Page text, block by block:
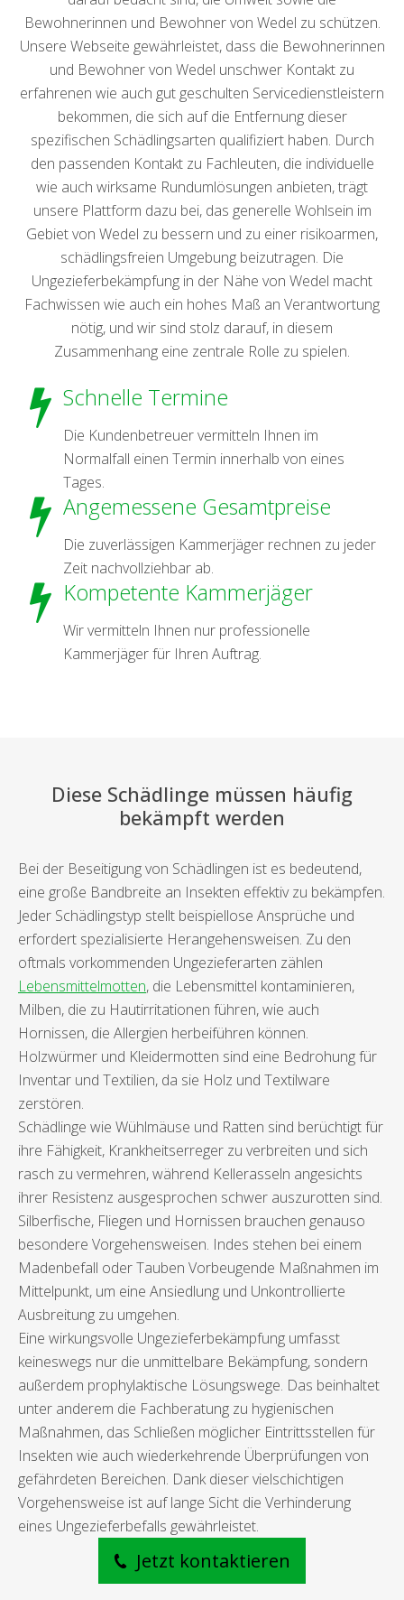
Bewohnerinnen und Bewohner von Wedel zu schützen.
Unsere Webseite gewährleistet, dass die Bewohnerinnen
und Bewohner von Wedel unschwer Kontakt zu
erfahrenen wie auch gut geschulten Servicedienstleistern
bekommen, die sich auf die Entfernung dieser
spezifischen Schädlingsarten qualifiziert haben. Durch
den passenden Kontakt zu Fachleuten, die individuelle
wie auch wirksame Rundumlösungen anbieten, trägt
unsere Plattform dazu bei, das generelle Wohlsein im
Gebiet von Wedel zu bessern und zu einer risikoarmen,
schädlingsfreien Umgebung beizutragen. Die
Ungezieferbekämpfung in der Nähe von Wedel macht
Fachwissen wie auch ein hohes Maß an Verantwortung
nötig, und wir sind stolz darauf, in diesem
Zusammenhang eine zentrale Rolle zu spielen.
Schnelle Termine
Die Kundenbetreuer vermitteln Ihnen im
Normalfall einen Termin innerhalb von eines
Tages.
Angemessene Gesamtpreise
Die zuverlässigen Kammerjäger rechnen zu jeder
Zeit nachvollziehbar ab.
Kompetente Kammerjäger
Wir vermitteln Ihnen nur professionelle
Kammerjäger für Ihren Auftrag.
Diese Schädlinge müssen häufig
bekämpft werden
Bei der Beseitigung von Schädlingen ist es bedeutend,
eine große Bandbreite an Insekten effektiv zu bekämpfen.
Jeder Schädlingstyp stellt beispiellose Ansprüche und
erfordert spezialisierte Herangehensweisen. Zu den
oftmals vorkommenden Ungezieferarten zählen
Lebensmittelmotten, die Lebensmittel kontaminieren,
Milben, die zu Hautirritationen führen, wie auch
Hornissen, die Allergien herbeiführen können.
Holzwürmer und Kleidermotten sind eine Bedrohung für
Inventar und Textilien, da sie Holz und Textilware
zerstören.
Schädlinge wie Wühlmäuse und Ratten sind berüchtigt für
ihre Fähigkeit, Krankheitserreger zu verbreiten und sich
rasch zu vermehren, während Kellerasseln angesichts
ihrer Resistenz ausgesprochen schwer auszurotten sind.
Silberfische, Fliegen und Hornissen brauchen genauso
besondere Vorgehensweisen. Indes stehen bei einem
Madenbefall oder Tauben Vorbeugende Maßnahmen im
Mittelpunkt, um eine Ansiedlung und Unkontrollierte
Ausbreitung zu umgehen.
Eine wirkungsvolle Ungezieferbekämpfung umfasst
keineswegs nur die unmittelbare Bekämpfung, sondern
außerdem prophylaktische Lösungswege. Das beinhaltet
unter anderem die Fachberatung zu hygienischen
Maßnahmen, das Schließen möglicher Eintrittsstellen für
Insekten wie auch wiederkehrende Überprüfungen von
gefährdeten Bereichen. Dank dieser vielschichtigen
Vorgehensweise ist auf lange Sicht die Verhinderung
eines Ungezieferbefalls gewährleistet.
Jetzt kontaktieren